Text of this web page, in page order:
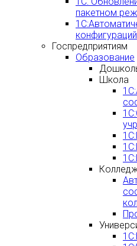
пакетном
конфигураций
Госпредприятиям
Образование
Школа